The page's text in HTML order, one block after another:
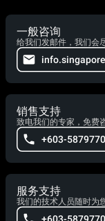
一般咨询
给我们发邮件，我们会
销售支持
致电我们的专家，免费
+603-
服务支持
我们的技术人员随时为